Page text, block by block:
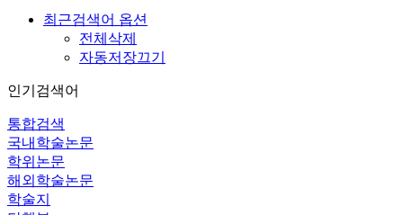
최근검색어 옵션
전체삭제
자동저장끄기
인기검색어
통합검색
국내학술논문
학위논문
해외학술논문
학술지